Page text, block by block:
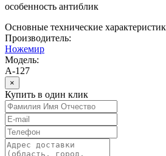
особенность антиблик
Основные технические
Производитель:
Ножемир
Модель:
A-127
×
Купить в один клик